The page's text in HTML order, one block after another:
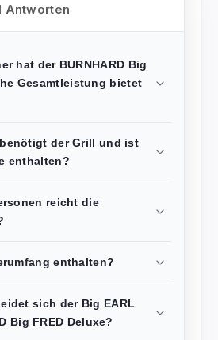
Antworten
hat der BURNHARD Big
Gesamtleistung bietet
der Grill und ist
enthalten?
reicht die
enthalten?
sich der Big EARL
Big FRED Deluxe?